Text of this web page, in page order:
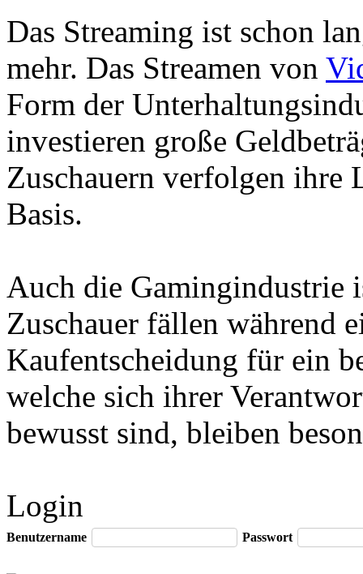
Das Streaming ist schon
mehr. Das Streamen von
Form der
investieren große
Zuschauern verfolgen ihre
Basis.
Auch die Gamingindustrie
Zuschauer fällen während
Kaufentscheidung für ein
welche sich ihrer
bewusst sind, bleiben
Login
Benutzername Passwort